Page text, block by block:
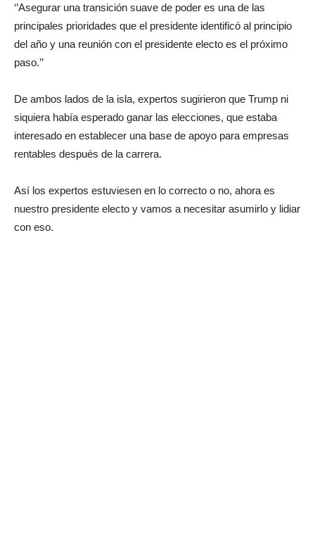
‘’Asegurar una transición suave de poder es una de las
principales prioridades que el presidente identificó al principio
del año y una reunión con el presidente electo es el próximo
paso.’’
De ambos lados de la isla, expertos sugirieron que Trump ni
siquiera había esperado ganar las elecciones, que estaba
interesado en establecer una base de apoyo para empresas
rentables después de la carrera.
Así los expertos estuviesen en lo correcto o no, ahora es
nuestro presidente electo y vamos a necesitar asumirlo y lidiar
con eso.